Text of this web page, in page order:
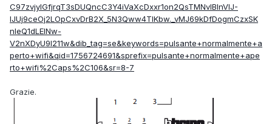
C97zvjylGfjrqT3sDUQncC3Y4iVaXcDxxr1on2QsTMNvlBlnVlJ-
IJUj9ceOj2LOpCxvDrB2X_5N3Qww4TlKbw._vMJ69kDfDogmCzxSK
nleQ1dLElNw-
V2nXDyU9l211w&dib_tag=se&keywords=pulsante+normalmente+a
perto+wifi&qid=1756724691&sprefix=pulsante+normalmente+ape
rto+wifi%2Caps%2C106&sr=8-7
Grazie.